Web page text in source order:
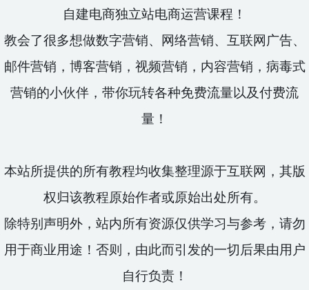
自建电商独立站电商运营课程！
教会了很多想做数字营销、网络营销、互联网广告、
邮件营销，博客营销，视频营销，内容营销，病毒式
营销的小伙伴，带你玩转各种免费流量以及付费流
量！
本站所提供的所有教程均收集整理源于互联网，其版
权归该教程原始作者或原始出处所有。
除特别声明外，站内所有资源仅供学习与参考，请勿
用于商业用途！否则，由此而引发的一切后果由用户
自行负责！